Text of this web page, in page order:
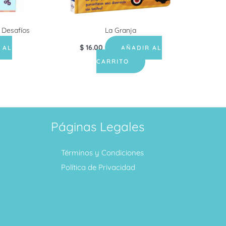
AL
La Granja
$16.00
AÑADIR AL
CARRITO
Páginas Legales
Términos y Condiciones
Política de Privacidad